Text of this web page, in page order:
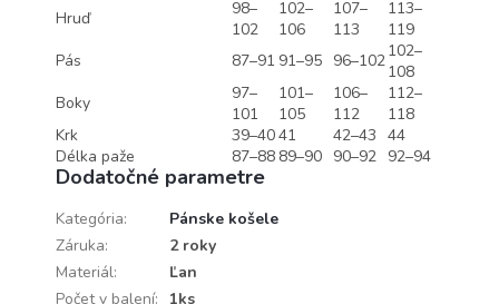
Hruď
98–
102
102–
106
107–
113
113–
119
Pás
87–91 91–95 96–102102–
108
Boky
97–
101
101–
105
106–
112
112–
118
Krk
39–4041 42–43 44
Délka paže
87–88 89–90 90–92 92–94
Dodatočné parametre
Kategória:
Pánske košele
Záruka:
2 roky
Materiál:
Ľan
Počet v balení: 1ks